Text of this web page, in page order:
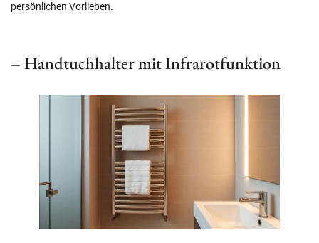
persönlichen Vorlieben.
– Handtuchhalter mit Infrarotfunktion